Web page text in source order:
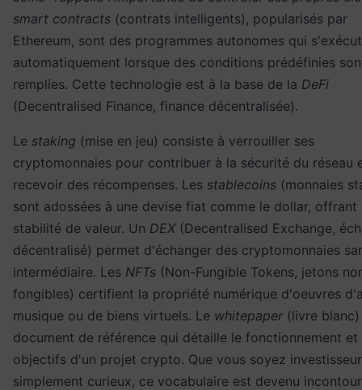
smart contracts (contrats intelligents), popularisés par
Ethereum, sont des programmes autonomes qui
automatiquement lorsque des conditions prédéfinies
remplies. Cette technologie est à la base de la DeFi
(Decentralised Finance, finance décentralisée).
Le staking (mise en jeu) consiste à verrouiller ses
cryptomonnaies pour contribuer à la sécurité du réseau
recevoir des récompenses. Les stablecoins (monnaies
sont adossées à une devise fiat comme le dollar, offrant
stabilité de valeur. Un DEX(Decentralised Exchange,
décentralisé) permet d'échanger des cryptomonnaies
intermédiaire. Les NFTs (Non-Fungible Tokens, jetons
fongibles) certifient la propriété numérique d'oeuvres
musique ou de biens virtuels. Le whitepaper (livre
document de référence qui détaille le fonctionnement et
objectifs d'un projet crypto. Que vous soyez
simplement curieux, ce vocabulaire est devenu